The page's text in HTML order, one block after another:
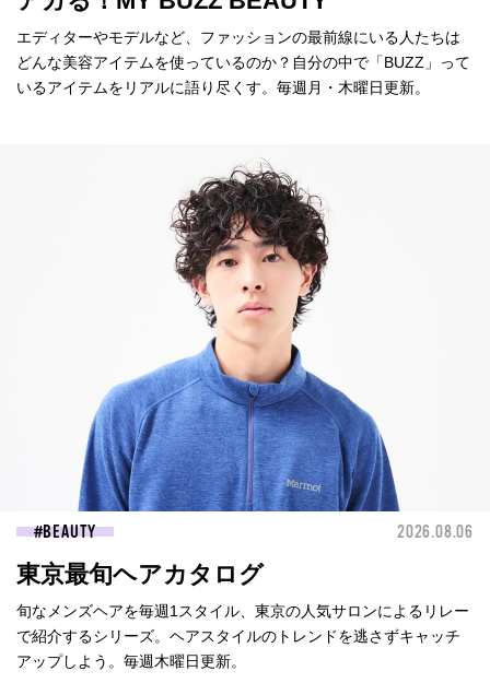
エディターやモデルなど、ファッションの最前線にいる人たちは
どんな美容アイテムを使っているのか？自分の中で「BUZZ」って
いるアイテムをリアルに語り尽くす。毎週月・木曜日更新。
BEAUTY 2026.08.06
東京最旬ヘアカタログ
旬なメンズヘアを毎週1スタイル、東京の人気サロンによるリレー
で紹介するシリーズ。ヘアスタイルのトレンドを逃さずキャッチ
アップしよう。毎週木曜日更新。